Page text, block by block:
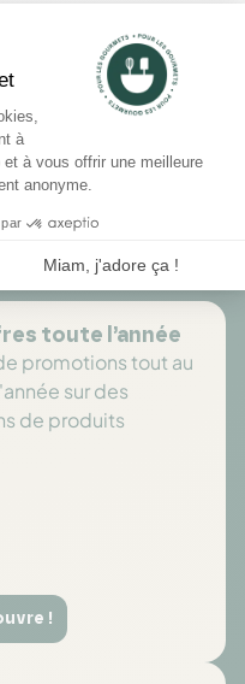
avis
pour ce produit.
toute l’année
promotions tout au
sur des
de produits
!